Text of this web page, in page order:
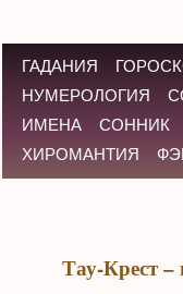
ГАДАНИЯ
НУМЕРОЛОГИЯ
ИМЕНА
СОННИК
ХИРОМАНТИЯ
Тау-Крест